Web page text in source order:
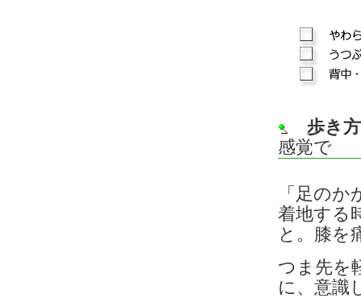
歩き方
感覚で
「足の
着地する
と。膝を
つま先を
に、意識